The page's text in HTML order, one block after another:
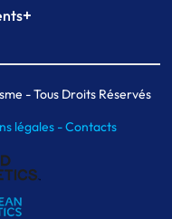
+
- Tous Droits Réservés
légales -Contacts